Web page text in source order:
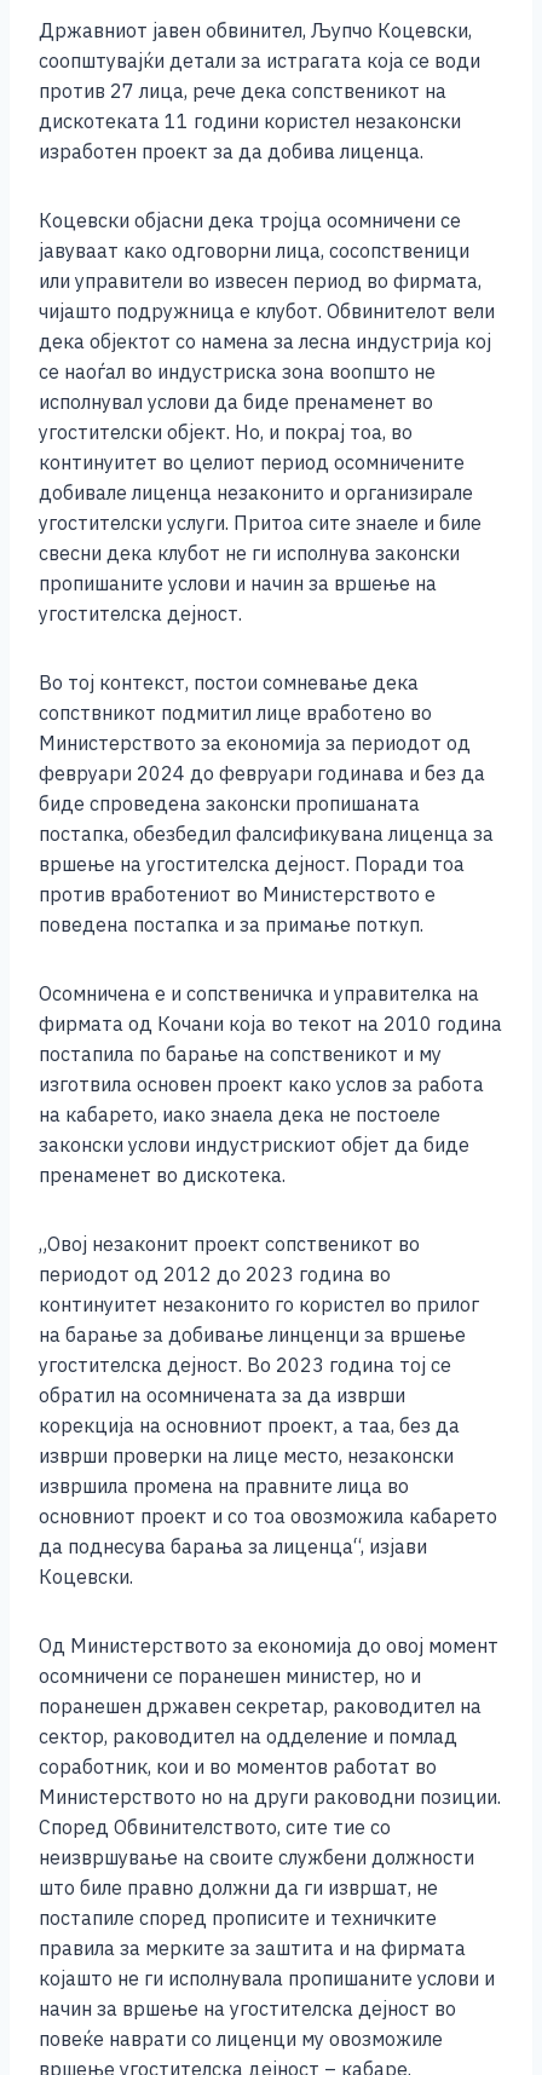
o
k
er p k
Државниот јавен обвинител, Љупчо Коцевски,
соопштувајќи детали за истрагата која се води
против 27 лица, рече дека сопственикот на
дискотеката 11 години користел незаконски
изработен проект за да добива лиценца.
Коцевски објасни дека трoјца осомничени се
јавуваат како одговорни лица, сосопственици
или управители во извесен период во фирмата,
чијашто подружница е клубот. Обвинителот вели
дека објектот со намена за лесна индустрија кој
се наоѓал во индустриска зона воопшто не
исполнувал услови да биде пренаменет во
угостителски објект. Но, и покрај тоа, во
континуитет во целиот период осомничените
добивале лиценца незаконито и организирале
угостителски услуги. Притоа сите знаеле и биле
свесни дека клубот не ги исполнува законски
пропишаните услови и начин за вршење на
угостителска дејност.
Во тој контекст, постои сомневање дека
сопствникот подмитил лице вработено во
Министерството за економија за периодот од
февруари 2024 до февруари годинава и без да
биде спроведена законски пропишаната
постапка, обезбедил фалсификувана лиценца за
вршење на угостителска дејност. Поради тоа
против вработениот во Министерството е
поведена постапка и за примање поткуп.
Осомничена е и сопственичка и управителка на
фирмата од Кочани која во текот на 2010 година
постапила по барање на сопственикот и му
изготвила основен проект како услов за работа
на кабарето, иако знаела дека не постоеле
законски услови индустрискиот објет да биде
пренаменет во дискотека.
„Овој незаконит проект сопственикот во
периодот од 2012 до 2023 година во
континуитет незаконито го користел во прилог
на барање за добивање линценци за вршење
угостителска дејност. Во 2023 година тој се
обратил на осомничената за да изврши
корекција на основниот проект, а таа, без да
изврши проверки на лице место, незаконски
извршила промена на правните лица во
основниот проект и со тоа овозможила кабарето
да поднесува барања за лиценца“, изјави
Коцевски.
Од Министерството за економија до овој момент
осомничени се поранешен министер, но и
поранешен државен секретар, раководител на
сектор, раководител на одделение и помлад
соработник, кои и во моментов работат во
Министерството но на други раководни позиции.
Според Обвинителството, сите тие со
неизвршување на своите службени должности
што биле правно должни да ги извршат, не
постапиле според прописите и техничките
правила за мерките за заштита и на фирмата
којашто не ги исполнувала пропишаните услови и
начин за вршење на угостителска дејност во
повеќе наврати со лиценци му овозможиле
вршење угостителска дејност – кабаре.